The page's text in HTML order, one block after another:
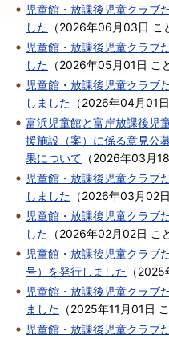
児童館・放課後児童クラブ
した （2026年06月03日 こ
児童館・放課後児童クラブ
した （2026年05月01日 こ
児童館・放課後児童クラブ
しました （2026年04月01日
富浜児童館と富岸放課後児
援施設（案）に係る意見公
果について （2026年03月
児童館・放課後児童クラブ
しました （2026年03月02日
児童館・放課後児童クラブ
した （2026年02月02日 こ
児童館・放課後児童クラブ
号）を発行しました （2025
児童館・放課後児童クラブ
ました （2025年11月01日
児童館・放課後児童クラブ